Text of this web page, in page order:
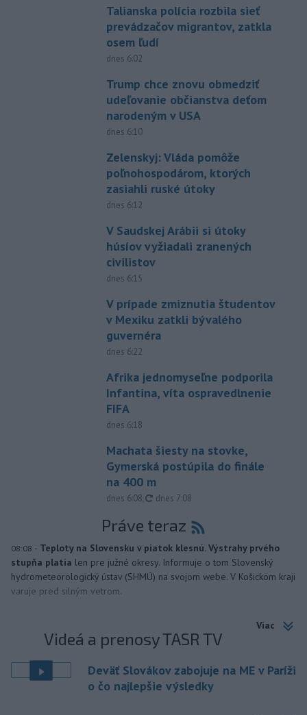
Talianska polícia rozbila sieť
prevádzačov migrantov, zatkla
osem ľudí
dnes 6:02
Trump chce znovu obmedziť
udeľovanie občianstva deťom
narodeným v USA
dnes 6:10
Zelenskyj: Vláda pomôže
poľnohospodárom, ktorých
zasiahli ruské útoky
dnes 6:12
V Saudskej Arábii si útoky
húsíov vyžiadali zranených
civilistov
dnes 6:15
V prípade zmiznutia študentov
v Mexiku zatkli bývalého
guvernéra
dnes 6:22
Afrika jednomyseľne podporila
Infantina, víta ospravedlnenie
FIFA
dnes 6:18
Machata šiesty na stovke,
Gymerská postúpila do finále
na 400 m
dnes 6:08, aktualizované
dnes 7:08
Práve teraz
08:08 - Teploty na Slovensku v piatok klesnú. Výstrahy prvého
stupňa platia len pre južné okresy. Informuje o tom Slovenský
hydrometeorologický ústav (SHMÚ) na svojom webe. V Košickom kraji
varuje pred silným vetrom.
Viac
Videá a prenosy TASR TV
Deväť Slovákov zabojuje na ME v Paríži
o čo najlepšie výsledky